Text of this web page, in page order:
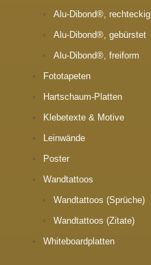
Alu-Dibond®, rechteckig
Alu-Dibond®, gebürstet
Alu-Dibond®, freiform
Fototapeten
Hartschaum-Platten
Klebetexte & Motive
Leinwände
Poster
Wandtattoos
Wandtattoos (Sprüche)
Wandtattoos (Zitate)
Whiteboardplatten